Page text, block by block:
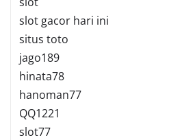
slot gacor hari ini
situs toto
jago189
hinata78
hanoman77
QQ1221
slot77